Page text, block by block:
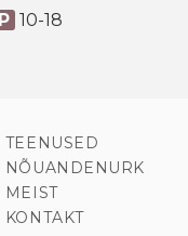
P 10-18
TEENUSED
NÕUANDENURK
MEIST
KONTAKT